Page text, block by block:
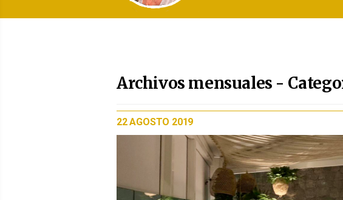
Archivos mensuales -
PUBLICADO
EL
22 AGOSTO 2019